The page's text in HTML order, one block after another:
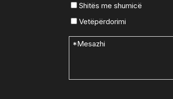
Shitës me shumicë
Vetëpërdorimi